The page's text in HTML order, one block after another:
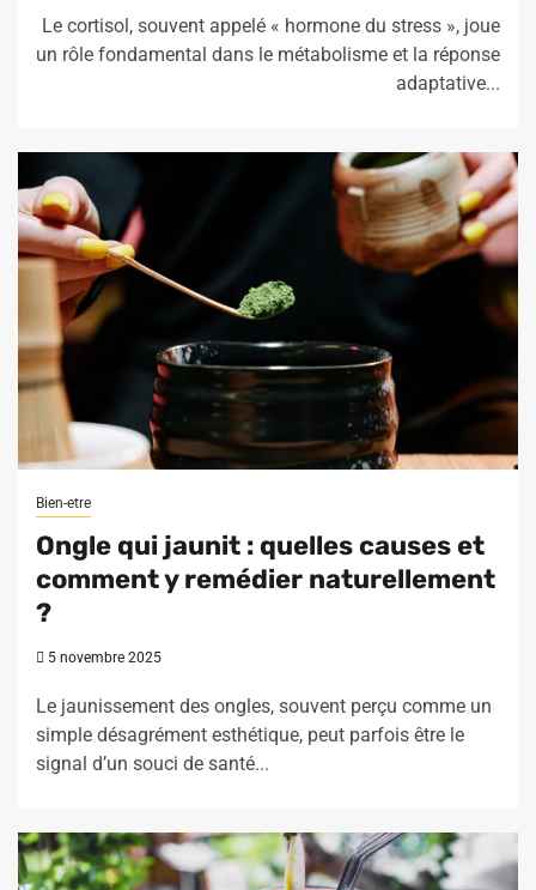
Le cortisol, souvent appelé « hormone du stress », joue
un rôle fondamental dans le métabolisme et la réponse
adaptative...
Bien-etre
Ongle qui jaunit : quelles causes et
comment y remédier naturellement
?
5 novembre 2025
Le jaunissement des ongles, souvent perçu comme un
simple désagrément esthétique, peut parfois être le
signal d’un souci de santé...